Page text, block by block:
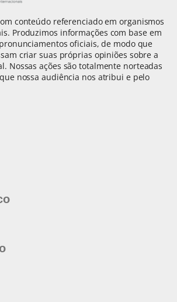
conteúdo referenciado em organismos
Produzimos informações com base em
oficiais, de modo que
criar suas próprias opiniões sobre a
Nossas ações são totalmente norteadas
nossa audiência nos atribui e pelo